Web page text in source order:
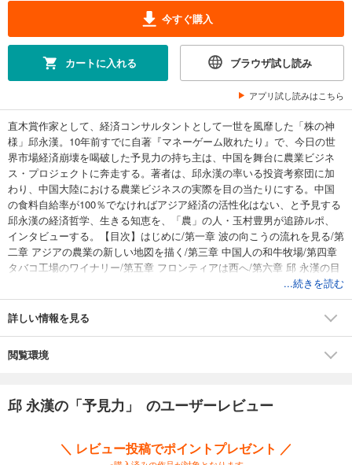
今すぐ購入
カートに入れる ブラウザ試し読み
アプリ試し読みはこちら
直木賞作家として、経済コンサルタントとして一世を風靡した「株の神
様」邱永漢。10年前すでに自著『マネーゲーム敗れたり』で、今日の世
界市場経済崩壊を喝破した予見力の持ち主は、中国を舞台に農業ビジネ
ス・プロジェクトに奔走する。著者は、邱永漢の率いる投資考察団に加
わり、中国大陸における農業ビジネスの実際を目の当たりにする。中国
の食料自給率が100％でなければアジア経済の活性化はない、と予見する
邱永漢の経済哲学、生きる知恵を、「農」の人・玉村豊男が追跡ルポ、
インタビューする。【目次】はじめに/第一章 波の向こうの流れを見る/第
二章 アジアの農業の新しい地図を描く/第三章 中国人の和牛牧場/第四章
タバコ工場のワイナリー/第五章 フロンティアは西へ/第六章 邱 永漢の目
のつけどころ/第七章 十年後の中国と世界はどうなっているか/あとがきに
代えて――八十五歳の誕生日会/邱 永漢の略年譜
...続きを読む
詳しい情報を見る
閲覧環境
邱 永漢の「予見力」 のユーザーレビュー
＼ レビュー投稿でポイントプレゼント ／